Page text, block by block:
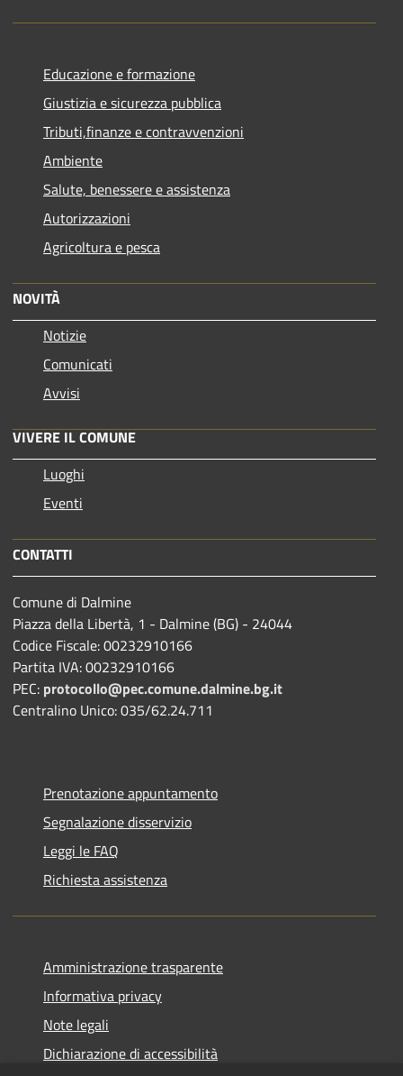
Educazione e formazione
Giustizia e sicurezza pubblica
Tributi,finanze e contravvenzioni
Ambiente
Salute, benessere e assistenza
Autorizzazioni
Agricoltura e pesca
NOVITÀ
Notizie
Comunicati
Avvisi
VIVERE IL COMUNE
Luoghi
Eventi
CONTATTI
Comune di Dalmine
Piazza della Libertà, 1 - Dalmine (BG) - 24044
Codice Fiscale: 00232910166
Partita IVA: 00232910166
PEC: protocollo@pec.comune.dalmine.bg.it
Centralino Unico: 035/62.24.711
Prenotazione appuntamento
Segnalazione disservizio
Leggi le FAQ
Richiesta assistenza
Amministrazione trasparente
Informativa privacy
Note legali
Dichiarazione di accessibilità